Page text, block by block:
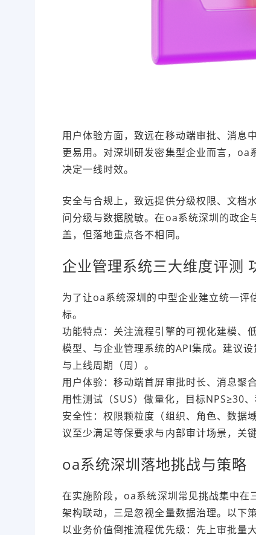
用户体验方面，致远在移动端审批、消息
更易用。对深圳研发密集型企业而言，oa
决定一线时效。
安全与合规上，致远提供分级权限、文档
问分级与数据脱敏。在oa系统深圳的政企
盖，但落地重点各不相同。
企业管理系统三大维度评测
为了让oa系统深圳的中型企业建立统一评
标。
功能特点：关注流程引擎的可视化建模、
模型、与企业管理系统的API集成。建议
与上线周期（周）。
用户体验：移动端首屏审批时长、消息聚
用性测试（SUS）做量化，目标NPS≥30、
安全性：权限颗粒度（组织、角色、数据
议至少满足等保要求与内部审计场景，关
oa系统深圳落地挑战与策略
在实施阶段，oa系统深圳常见挑战集中在
架构联动，三是忽视全量数据治理。以下
以业务价值倒推流程优先级：先上审批量